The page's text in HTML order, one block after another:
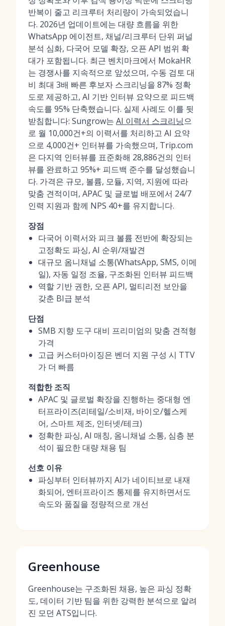
반복이 줄고 리크루터 처리량이 가속되었습니
다. 2026년 업데이트에는 대량 흐름을 위한
WhatsApp 에이전트, 채널/리크루터 단위 퍼널
분석 심화, 다국어 모델 확장, 오픈 API 범위 확
대가 포함됩니다. 최근 벤치마크에서 MokaHR
는 경쟁사를 지속적으로 앞섰으며, 수동 검토 대
비 최대 3배 빠른 후보자 스크리닝을 87% 정확
도로 제공하고, AI 기반 인터뷰 요약으로 피드백
속도를 95% 단축했습니다. 실제 사례도 이를 뒷
받침합니다: Sungrow는 AI 이력서 스크리닝으
로 월 10,000건+의 이력서를 처리하고 AI 요약
으로 4,000건+ 인터뷰를 가속했으며, Trip.com
은 다지역 인터뷰를 표준화해 28,886건의 인터
뷰를 완료하고 95%+ 피드백 준수를 달성했습니
다. 가격은 규모, 볼륨, 모듈, 지역, 지원에 따라
맞춤 견적이며, APAC 및 글로벌 배포에서 24/7
인력 지원과 함께 NPS 40+를 유지합니다.
장점
다국어 이력서와 피크 볼륨 전반에 확장되는
고정확도 파싱, AI 순위/재발견
대규모 옴니채널 소통(WhatsApp, SMS, 이메
일), 자동 일정 조율, 구조화된 인터뷰 피드백
역할 기반 권한, 오픈 API, 멀티리전 보안을
갖춘 BI급 분석
단점
SMB 지향 도구 대비 프리미엄의 맞춤 견적형
가격
고급 커스터마이징은 벤더 지원 구성 시 TTV
가 더 빠름
적합한 조직
APAC 및 글로벌 확장을 진행하는 중대형 엔
터프라이즈(리테일/소비재, 바이오/헬스케
어, 스마트 제조, 인터넷/테크)
정확한 파싱, AI 매칭, 옴니채널 소통, 심층 분
석이 필요한 대량 채용 팀
선호 이유
파싱부터 인터뷰까지 AI가 네이티브로 내재
화되어, 엔터프라이즈 통제를 유지하면서도
속도와 품질을 정량적으로 개선
Greenhouse
Greenhouse는 구조화된 채용, 높은 파싱 정확
도, 데이터 기반 팀을 위한 강력한 분석으로 알려
진 모던 ATS입니다.